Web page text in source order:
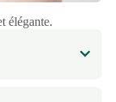
élégante.